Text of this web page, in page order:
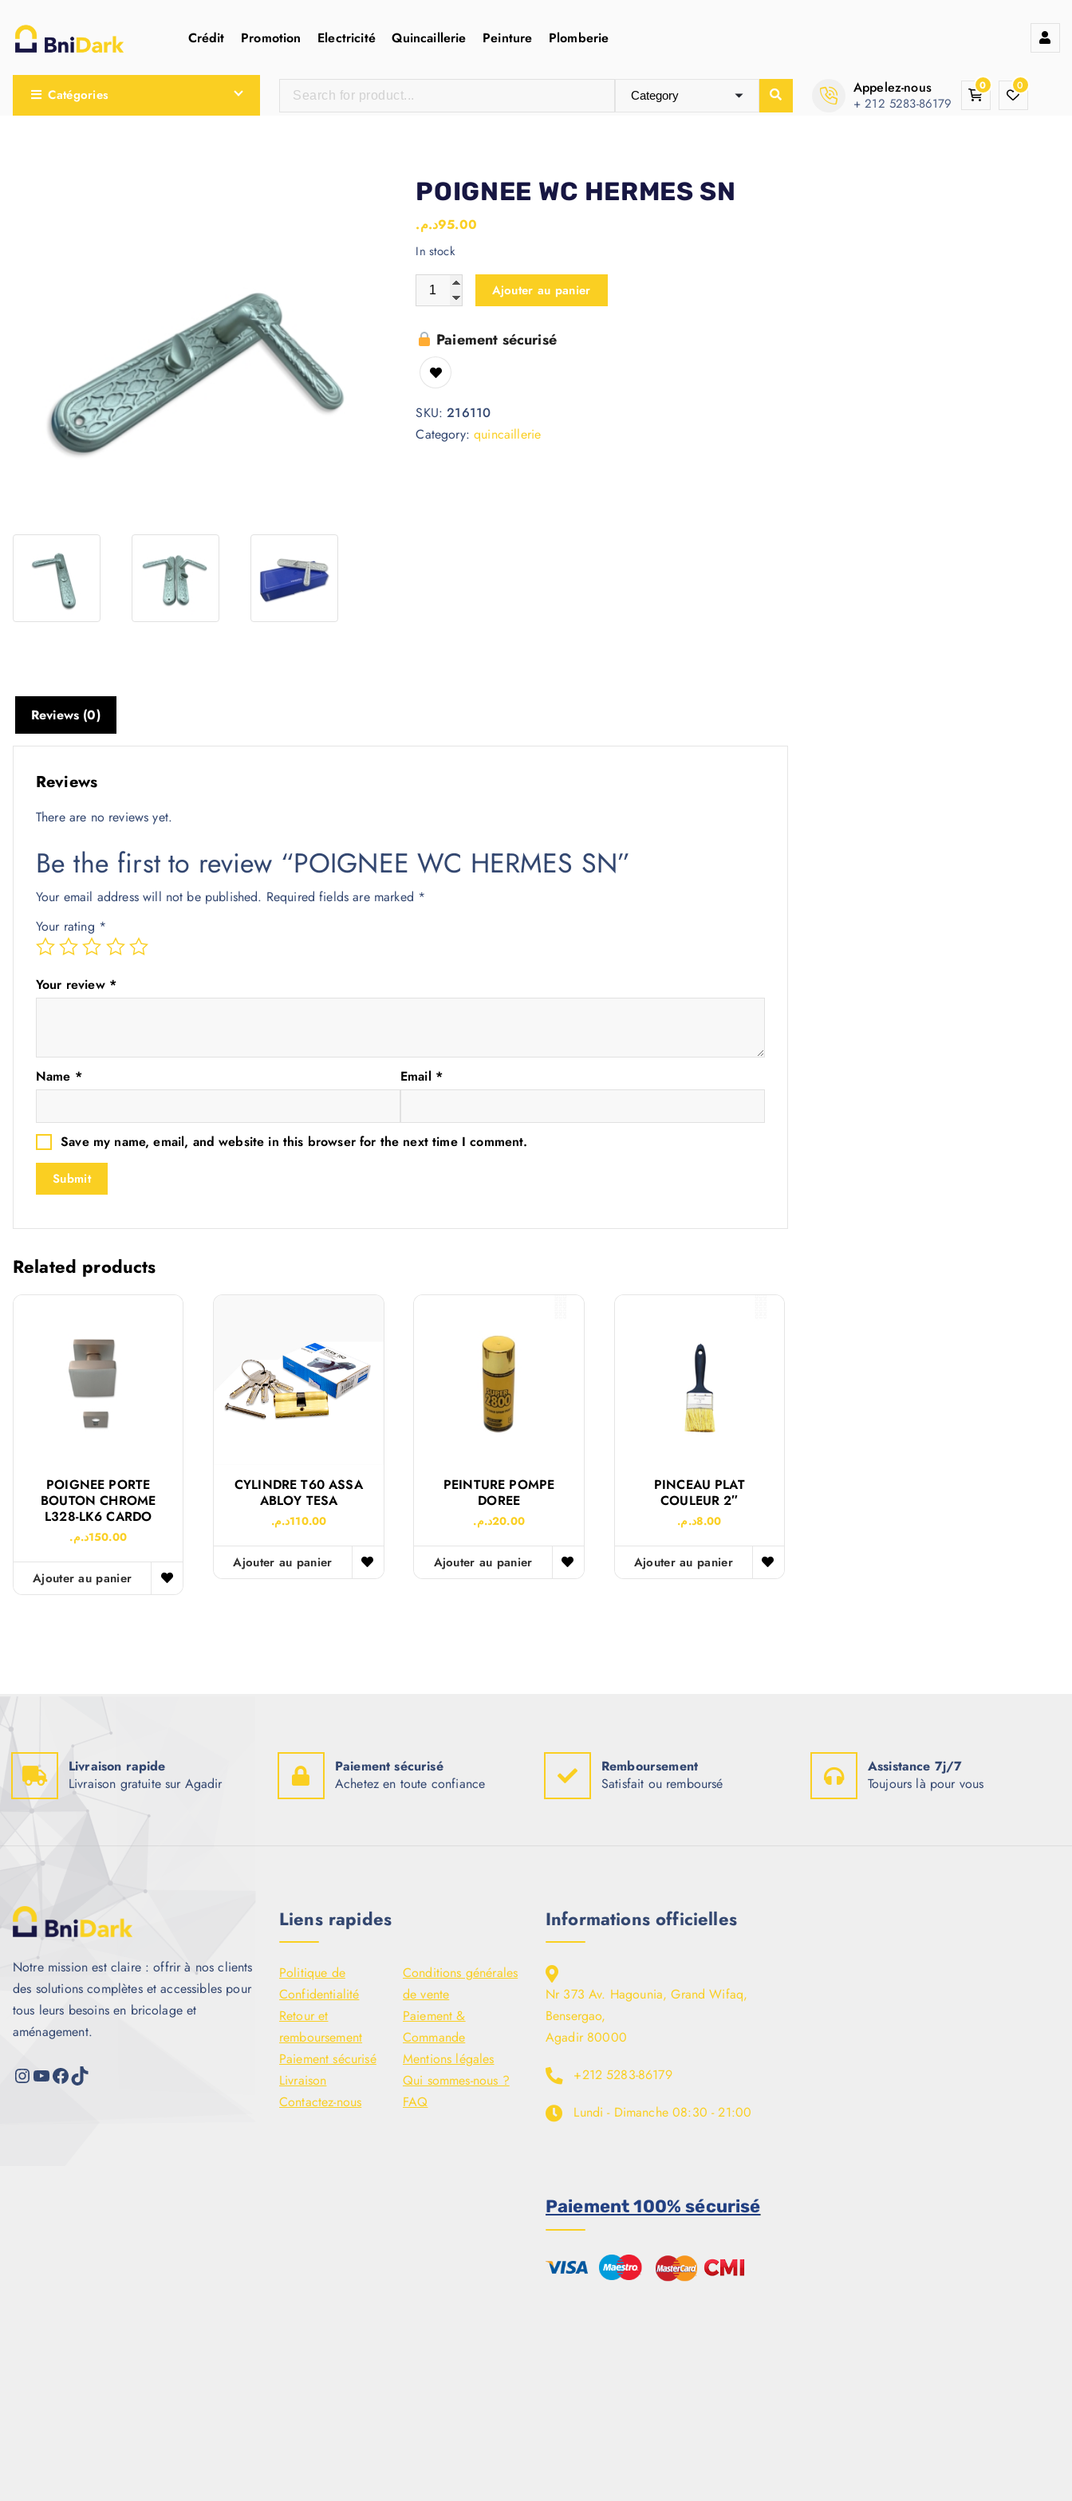
Crédit Promotion Electricité Quincaillerie Peinture Plomberie
Catégories Appelez-nous
+ 212 5283-86179
0 0
POIGNEE WC HERMES SN
95.00د.م.
In stock
Ajouter au panier
Paiement sécurisé
SKU:216110
Category:quincaillerie
Reviews (0)
Reviews
There are no reviews yet.
Be the first to review “POIGNEE WC HERMES SN”
Your email address will not be published. Required fields are marked *
Your rating *
Your review *
Name * Email *
Save my name, email, and website in this browser for the next time I comment.
Related products
POIGNEE PORTE
BOUTON CHROME
L328-LK6 CARDO
150.00د.م.
Ajouter au panier
CYLINDRE T60 ASSA
ABLOY TESA
110.00د.م.
Ajouter au panier
PEINTURE POMPE
DOREE
20.00د.م.
Ajouter au panier
PINCEAU PLAT
COULEUR 2″
8.00د.م.
Ajouter au panier
Livraison rapide
Livraison gratuite sur Agadir
Paiement sécurisé
Achetez en toute confiance
Remboursement
Satisfait ou remboursé
Assistance 7j/7
Toujours là pour vous
Notre mission est claire : offrir à nos clients
des solutions complètes et accessibles pour
tous leurs besoins en bricolage et
aménagement.
Liens rapides
Politique de
Confidentialité
Conditions générales
de vente
Retour et
remboursement
Paiement &
Commande
Paiement sécurisé
Mentions légales
Livraison
Qui sommes-nous ?
Contactez-nous
FAQ
Informations officielles
Nr 373 Av. Hagounia, Grand Wifaq,
Bensergao,
Agadir 80000
+212 5283-86179
Lundi - Dimanche 08:30 - 21:00
Paiement 100% sécurisé